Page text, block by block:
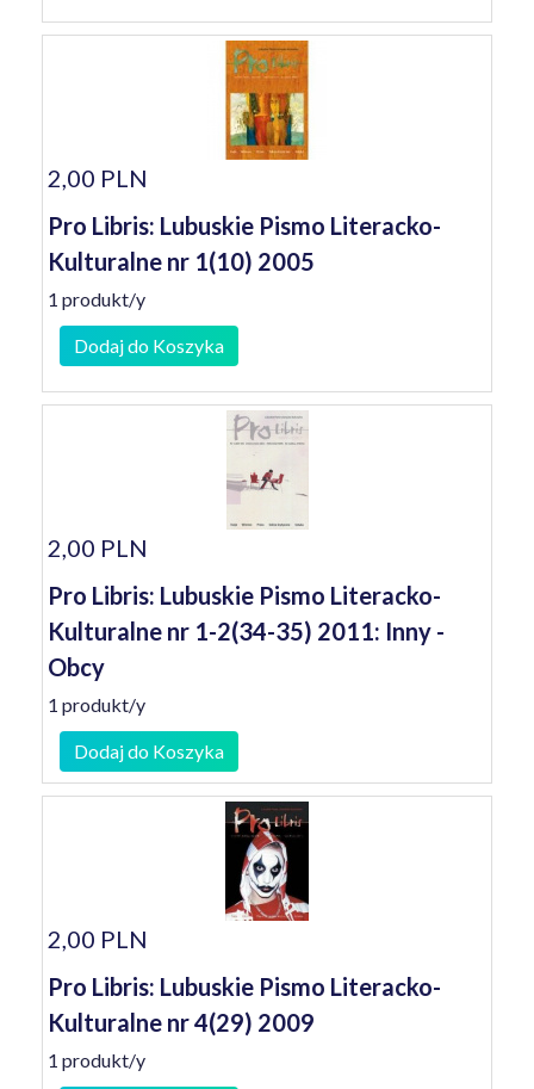
2,00 PLN
Pro Libris: Lubuskie Pismo Literacko-
Kulturalne nr 1(10) 2005
1 produkt/y
Dodaj do Koszyka
2,00 PLN
Pro Libris: Lubuskie Pismo Literacko-
Kulturalne nr 1-2(34-35) 2011: Inny -
Obcy
1 produkt/y
Dodaj do Koszyka
2,00 PLN
Pro Libris: Lubuskie Pismo Literacko-
Kulturalne nr 4(29) 2009
1 produkt/y